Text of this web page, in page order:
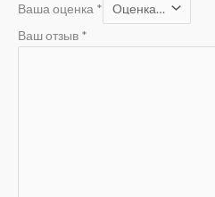
Ваша оценка *
Ваш отзыв *